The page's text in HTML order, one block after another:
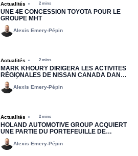
Actualités 2 mins
UNE 4E CONCESSION TOYOTA POUR LE
GROUPE MHT
Alexis Emery-Pépin
Actualités 2 mins
MARK KHOURY DIRIGERA LES ACTIVITÉS
RÉGIONALES DE NISSAN CANADA DANS
LA RÉGION DE L’EST
Alexis Emery-Pépin
Actualités 2 mins
HOLAND AUTOMOTIVE GROUP ACQUIERT
UNE PARTIE DU PORTEFEUILLE DE
LOCATION JOHN SCOTTI
Alexis Emery-Pépin